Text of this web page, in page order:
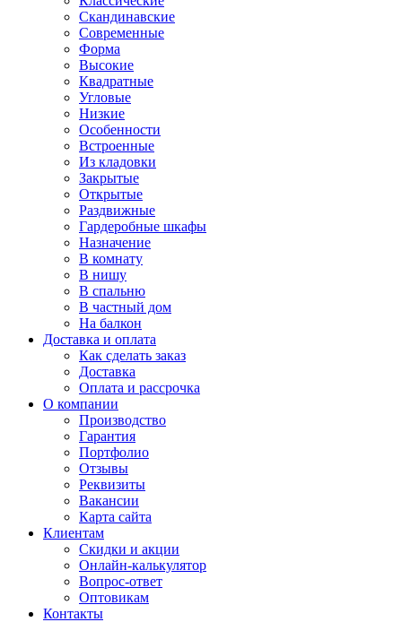
Скандинавские
Современные
Форма
Высокие
Квадратные
Угловые
Низкие
Особенности
Встроенные
Из кладовки
Закрытые
Открытые
Раздвижные
Гардеробные шкафы
Назначение
В комнату
В нишу
В спальню
В частный дом
На балкон
Доставка и оплата
Как сделать заказ
Доставка
Оплата и рассрочка
О компании
Производство
Гарантия
Портфолио
Отзывы
Реквизиты
Вакансии
Карта сайта
Клиентам
Скидки и акции
Онлайн-калькулятор
Вопрос-ответ
Оптовикам
Контакты